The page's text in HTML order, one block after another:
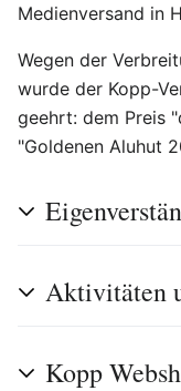
Medienversand in
Wegen der
wurde der Kopp-
geehrt: dem Preis
"Goldenen Aluhut
Aktivitäten
Kopp